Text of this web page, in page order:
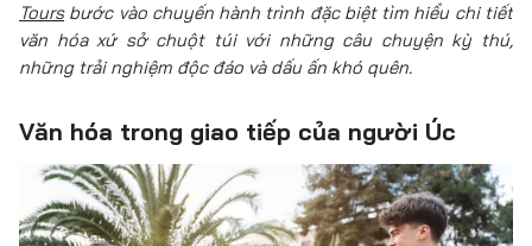
Toursbước vào chuyến hành trình đặc biệt tìm hiểu chi tiết
văn hóa xứ sở chuột túi với những câu chuyện kỳ thú,
những trải nghiệm độc đáo và dấu ấn khó quên.
Văn hóa trong giao tiếp của người Úc